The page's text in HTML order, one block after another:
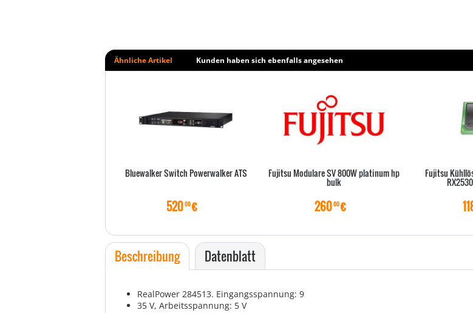
Ähnliche Artikel Kunden haben sich ebenfalls angesehen
Bluewalker Switch Powerwalker ATS
52000€
Fujitsu Modulare SV 800W platinum hp
bulk
26000€
Fujitsu
Beschreibung Datenblatt
RealPower 284513. Eingangsspannung: 9
35 V, Arbeitsspannung: 5 V